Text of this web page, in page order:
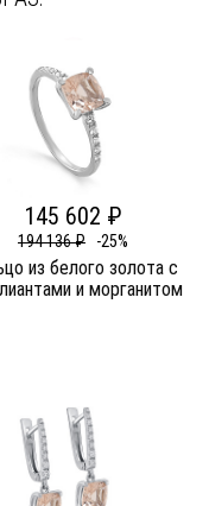
145 602 ₽
194 136 ₽ -25%
из белого золота c
и морганитом